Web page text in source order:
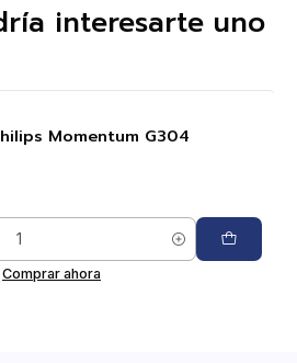
interesarte uno
Momentum G304
Comprar ahora